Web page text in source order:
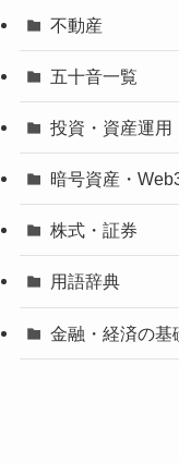
不動産
五十音一覧
投資・資産運用
暗号資産・
株式・証券
用語辞典
金融・経済の基